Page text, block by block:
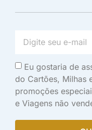
Eu gostaria de
do Cartões, Milhas
promoções
e Viagens não